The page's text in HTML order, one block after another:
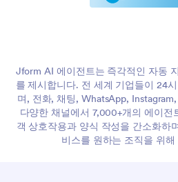
Jform AI 에이전트는 즉각적인 자동
를 제시합니다. 전 세계 기업들이 24
며, 전화, 채팅, WhatsApp,
다양한 채널에서 7,000+개의 에이전
객 상호작용과 양식 작성을 간소화하
비스를 원하는 조직을 위